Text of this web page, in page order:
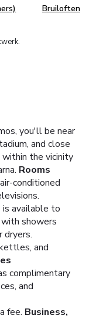
Bruiloften
you'll be near
and close
the vicinity
Rooms
conditioned
available to
showers
dryers.
and
complimentary
and
fee. Business,